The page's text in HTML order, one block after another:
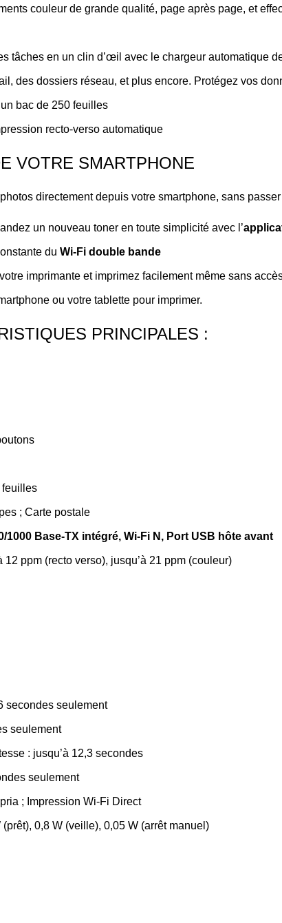
couleur de grande qualité, page après page, et
tâches en un clin d’œil avec le chargeur automatique
des dossiers réseau, et plus encore. Protégez vos
bac de 250 feuilles
recto-verso automatique
VOTRE SMARTPHONE
directement depuis votre smartphone, sans
un nouveau toner en toute simplicité avec l’
du Wi-Fi double bande
imprimante et imprimez facilement même sans
ou votre tablette pour imprimer.
PRINCIPALES :
feuilles
; Carte postale
Base-TX intégré, Wi-Fi N, Port USB hôte avant
ppm (recto verso), jusqu’à 21 ppm (couleur)
secondes seulement
seulement
: jusqu’à 12,3 secondes
seulement
; Impression Wi-Fi Direct
0,8 W (veille), 0,05 W (arrêt manuel)